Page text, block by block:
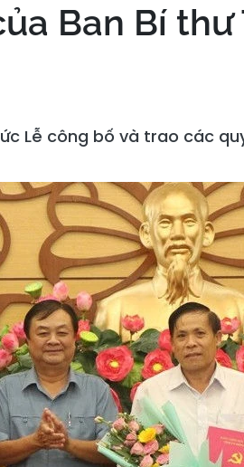
Ban Bí
Lễ công bố và trao các